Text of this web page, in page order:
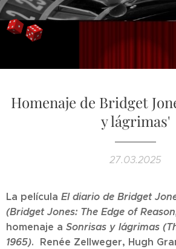
Homenaje de Bridget
y lágrimas'
27.03.2025
La película El diario de Bridget
(Bridget Jones: The Edge of
homenaje a Sonrisas y lágrimas
1965). Renée Zellweger, Hugh